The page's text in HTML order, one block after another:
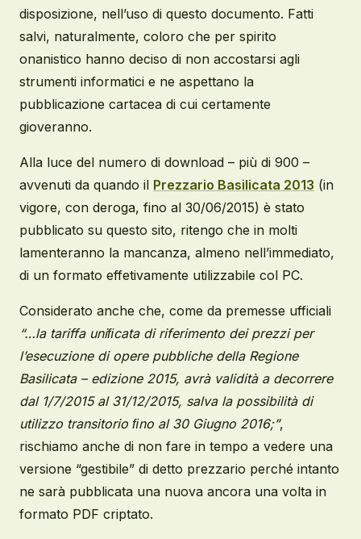
disposizione, nell’uso di questo documento. Fatti
salvi, naturalmente, coloro che per spirito
onanistico hanno deciso di non accostarsi agli
strumenti informatici e ne aspettano la
pubblicazione cartacea di cui certamente
gioveranno.
Alla luce del numero di download – più di 900 –
avvenuti da quando il Prezzario Basilicata 2013 (in
vigore, con deroga, fino al 30/06/2015) è stato
pubblicato su questo sito, ritengo che in molti
lamenteranno la mancanza, almeno nell’immediato,
di un formato effetivamente utilizzabile col PC.
Considerato anche che, come da premesse ufficiali
“…la tariffa uniﬁcata di riferimento dei prezzi per
l’esecuzione di opere pubbliche della Regione
Basilicata – edizione 2015, avrà validità a decorrere
dal 1/7/2015 al 31/12/2015, salva la possibilità di
utilizzo transitorio ﬁno al 30 Giugno 2016;”,
rischiamo anche di non fare in tempo a vedere una
versione “gestibile” di detto prezzario perché intanto
ne sarà pubblicata una nuova ancora una volta in
formato PDF criptato.